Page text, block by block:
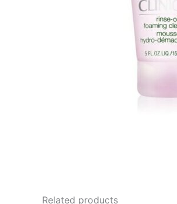
Related products